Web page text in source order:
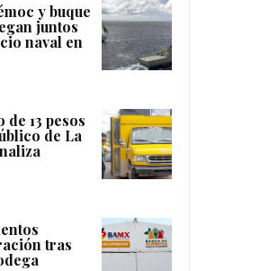
y buque
juntos
naval en
de 13 pesos
de La
tras